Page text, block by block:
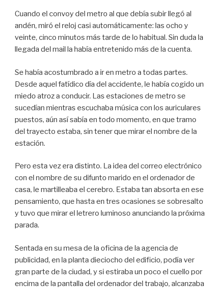
Cuando el convoy del metro al que debía subir llegó al
andén, miró el reloj casi automáticamente: las ocho y
veinte, cinco minutos más tarde de lo habitual. Sin duda la
llegada del mail la había entretenido más de la cuenta.
Se había acostumbrado a ir en metro a todas partes.
Desde aquel fatídico día del accidente, le había cogido un
miedo atroz a conducir. Las estaciones de metro se
sucedían mientras escuchaba música con los auriculares
puestos, aún así sabía en todo momento, en que tramo
del trayecto estaba, sin tener que mirar el nombre de la
estación.
Pero esta vez era distinto. La idea del correo electrónico
con el nombre de su difunto marido en el ordenador de
casa, le martilleaba el cerebro. Estaba tan absorta en ese
pensamiento, que hasta en tres ocasiones se sobresalto
y tuvo que mirar el letrero luminoso anunciando la próxima
parada.
Sentada en su mesa de la oficina de la agencia de
publicidad, en la planta dieciocho del edificio, podía ver
gran parte de la ciudad, y si estiraba un poco el cuello por
encima de la pantalla del ordenador del trabajo, alcanzaba